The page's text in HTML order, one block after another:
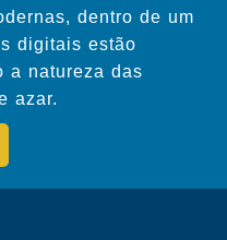
dentro de um
digitais estão
a natureza das
azar.